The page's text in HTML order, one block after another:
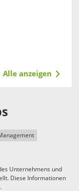
Alle anzeigen
Unternehmens und
Diese Informationen